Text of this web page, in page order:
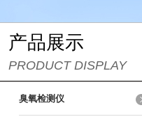
产品展示
PRODUCT DISPLAY
臭氧检测仪